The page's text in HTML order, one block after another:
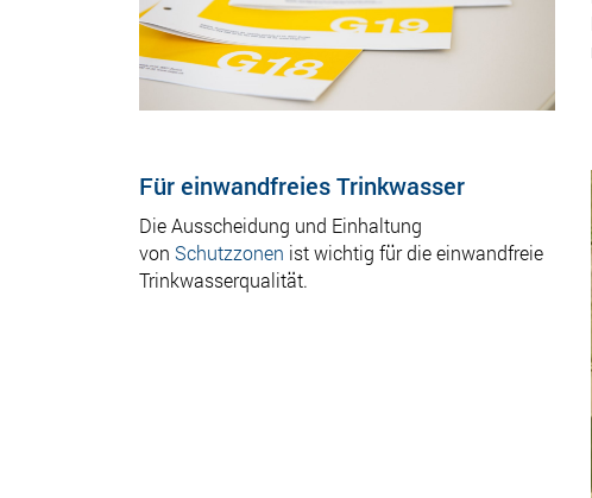
Für einwandfreies Trinkwasser
Die Ausscheidung und Einhaltung
von Schutzzonen ist wichtig für die einwandfreie
Trinkwasserqualität.